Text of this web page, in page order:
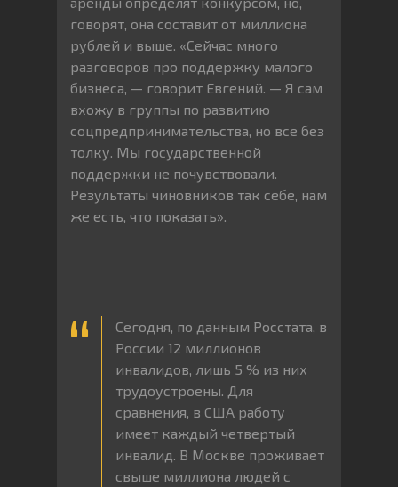
говорят, она составит от миллиона
рублей и выше. «Сейчас много
разговоров про поддержку малого
бизнеса, — говорит Евгений. — Я сам
вхожу в группы по развитию
соцпредпринимательства, но все без
толку. Мы государственной
поддержки не почувствовали.
Результаты чиновников так себе, нам
же есть, что показать».
Сегодня, по данным Росстата, в
России 12 миллионов
инвалидов, лишь 5 % из них
трудоустроены. Для
сравнения, в США работу
имеет каждый четвертый
инвалид. В Москве проживает
свыше миллиона людей с